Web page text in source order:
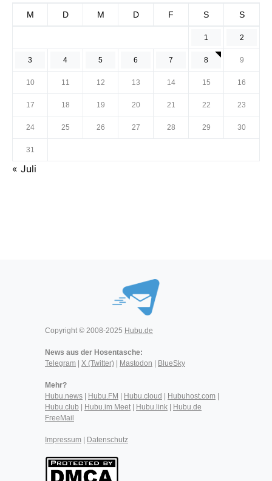
M D M D F S S
1 2
3 4 5 6 7 8 9
10 11 12 13 14 15 16
17 18 19 20 21 22 23
24 25 26 27 28 29 30
31
« Juli
Copyright © 2008-2025 Hubu.de
News aus der Hosentasche:
Telegram
X (Twitter) Mastodon BlueSky
Mehr?
Hubu.news
Hubu.FM Hubu.cloud Hubuhost.com
Hubu.club
Hubu.im Meet| Hubu.link
Hubu.de
FreeMail
Impressum Datenschutz